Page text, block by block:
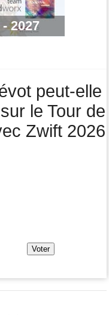
16 abandons
2027
peut-elle
le Tour de
Zwift 2026